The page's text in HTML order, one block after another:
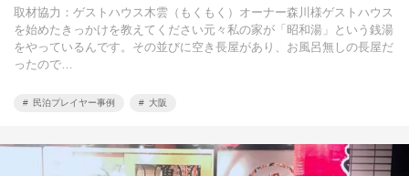
取材協力：ゲストハウス木雲（もくもく）オーナー森川様ゲストハウス
を始めたきっかけを教えてください元々私の家が「昭和湯」という銭湯
をやっているんです。その並びに空き長屋があり、お風呂無しの長屋だ
ったので…
民泊プレイヤー事例 大阪